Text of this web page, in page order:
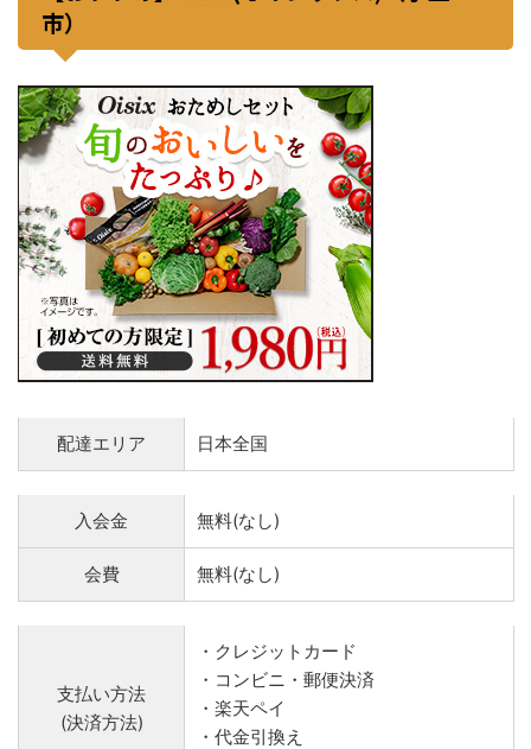
市）
配達エリア 日本全国
入会金 無料(なし)
会費 無料(なし)
支払い方法
(決済方法)
・クレジットカード
・コンビニ・郵便決済
・楽天ペイ
・代金引換え